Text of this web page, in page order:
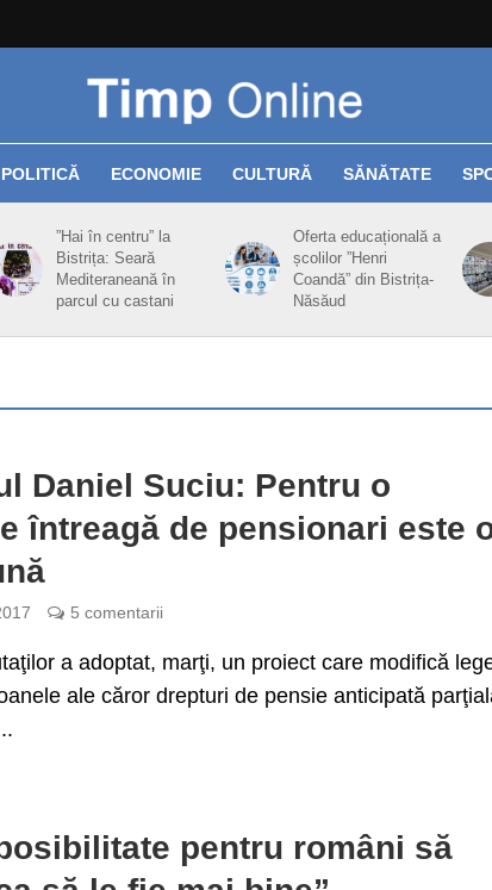
POLITICĂ ECONOMIE CULTURĂ SĂNĂTATE
”Hai în centru” la
Bistrița: Seară
Mediteraneană în
parcul cu castani
Oferta educațională a
școlilor ”Henri
Coandă” din Bistrița-
Năsăud
Daniel Suciu: Pentru o
întreagă de pensionari este
5 comentarii
a adoptat, marţi, un proiect care modifică
ale căror drepturi de pensie anticipată
pentru români să